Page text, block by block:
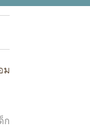
ม
ก